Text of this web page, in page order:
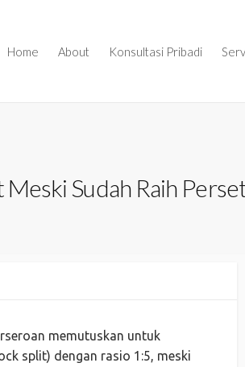
Home About Konsultasi Pribadi
Sudah Raih
memutuskan untuk
split) dengan rasio 1:5, meski